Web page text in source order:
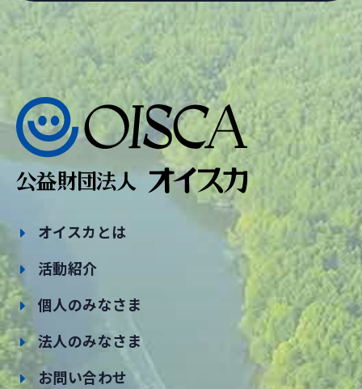
オイスカとは
活動紹介
個人のみなさま
法人のみなさま
お問い合わせ